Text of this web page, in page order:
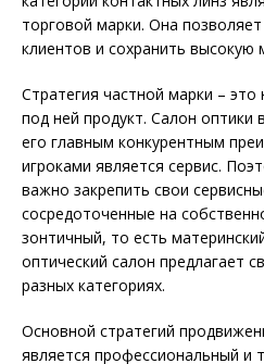
торговой марки. Она
клиентов и сохранить высокую
Стратегия частной марки –
под ней продукт. Салон оптики
его главным конкурентным
игроками является сервис.
важно закрепить свои
сосредоточенные на
зонтичный, то есть
оптический салон предлагает
разных категориях.
Основной стратегий
является профессиональный и